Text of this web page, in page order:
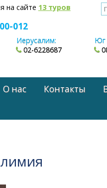
на сайте 13 туров
012
Иерусалим:
02-6228687
Юг
О нас Контакты